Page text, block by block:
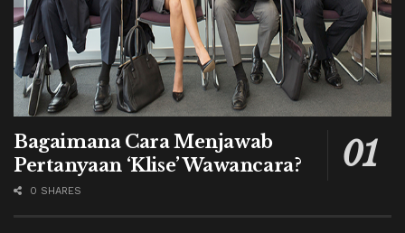
Bagaimana Cara Menjawab
Pertanyaan ‘Klise’ Wawancara?
0 SHARES